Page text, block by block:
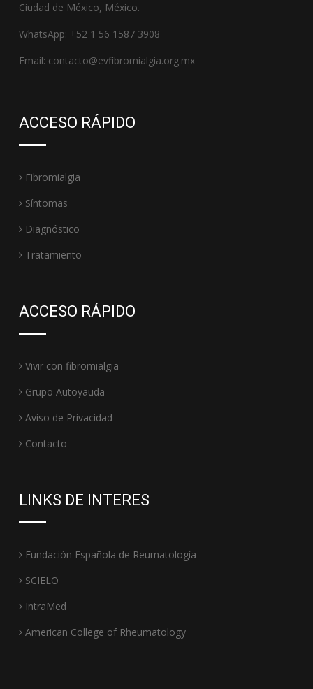
Ciudad de México, México.
WhatsApp: +52 1 56 1587 3908
Email: contacto@evfibromialgia.org.mx
ACCESO RÁPIDO
Fibromialgia
Síntomas
Diagnóstico
Tratamiento
ACCESO RÁPIDO
Vivir con fibromialgia
Grupo Autoyauda
Aviso de Privacidad
Contacto
LINKS DE INTERES
Fundación Española de Reumatología
SCIELO
IntraMed
American College of Rheumatology